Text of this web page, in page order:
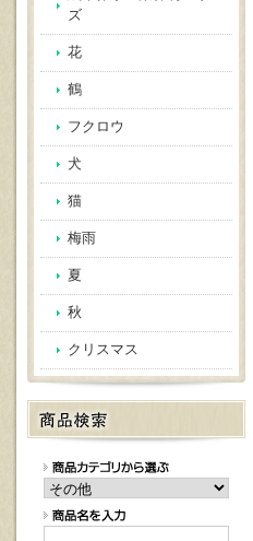
ズ
花
鶴
フクロウ
犬
猫
梅雨
夏
秋
クリスマス